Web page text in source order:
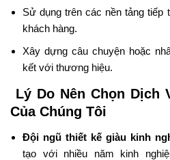
Sử dụng trên các nền tảng
khách hàng.
Xây dựng câu chuyện hoặc
kết với thương hiệu.
Lý Do Nên Chọn Dịch
Của Chúng Tôi
Đội ngũ thiết kế giàu kinh
tạo với nhiều năm kinh